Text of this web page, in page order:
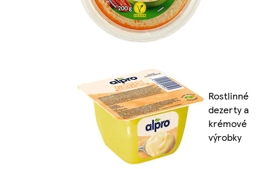
Rostlinné
dezerty a
krémové
výrobky